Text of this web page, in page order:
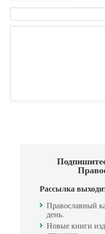
Рассылка
Православный
день.
Новые книги